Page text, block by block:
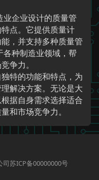
业企业设计的质量管
点。它提供质量计
，并支持多种质量管
各种制造业领域，帮
争力。
特的功能和特点，为
解决方案。无论是大
据自身需求选择适合
和市场竞争力。
苏ICP备00000000号